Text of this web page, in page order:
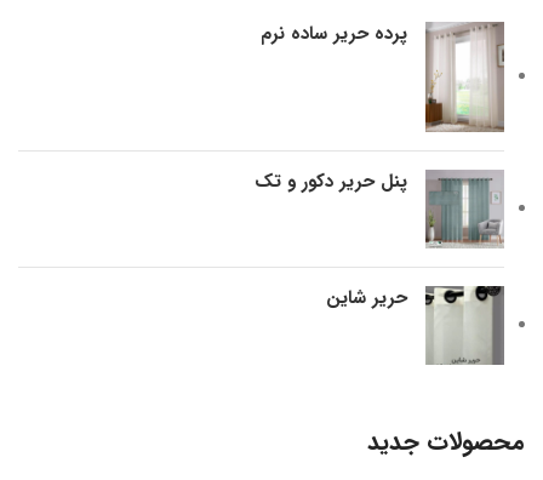
پرده حریر ساده نرم
پنل حریر دکور و تک
حریر شاین
محصولات جدید